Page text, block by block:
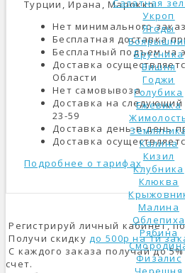
Салатная
Укроп
Ягоды
Брусника
Вишня
Годжи
Голубика
Ежевика
Калина
Кизил
Клубника
Клюква
Малина
Облепиха
Рябина
Физалис
Турции, Ирана, Марокко.
Нет минимального
Бесплатная доставка
Бесплатный подъем на
Доставка
Области
Нет самовывоза
Доставка на
23-59
Доставка день-в-день
Доставка
Подробнее о тарифах
Регистрируй личный кабинет,
Получи скидкудо 500р на 1й
С каждого заказа получай до
счет.